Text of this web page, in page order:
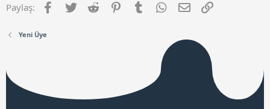
Paylaş: Facebook
Twitter Reddit PinterestTumblr WhatsApp
E-posta
Yeni Üye